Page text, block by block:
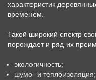
характеристик
временем.
Такой широкий спектр
порождает и ряд их
экологичность;
шумо- и теплоизоляция;